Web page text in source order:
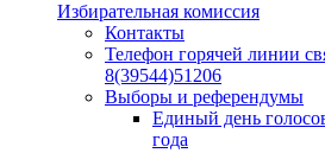
Избирательная комиссия
Контакты
Телефон горячей линии
8(39544)51206
Выборы и референдумы
Единый день
года